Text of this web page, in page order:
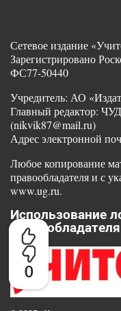
0
Сетевое издание
Зарегистрировано
ФС77-50440
Учредитель: АО
Главный редактор:
(nikvik87@mail.ru)
Адрес электронной
Любое копирование
правообладателя и с
www.ug.ru.
Использование